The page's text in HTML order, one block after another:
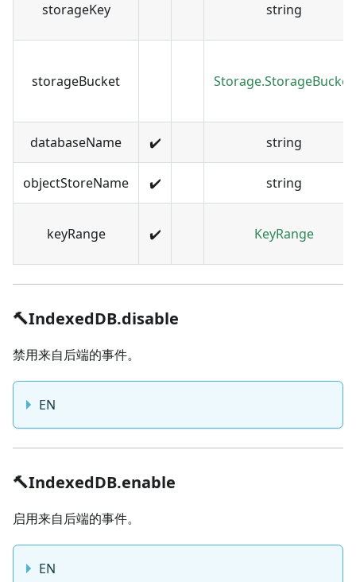
storageKey string
storageBucket Storage.StorageBucket
databaseName ✔️ string
objectStoreName ✔️ string
keyRange ✔️ KeyRange
🔨IndexedDB.disable
禁用来自后端的事件。
EN
🔨IndexedDB.enable
启用来自后端的事件。
EN